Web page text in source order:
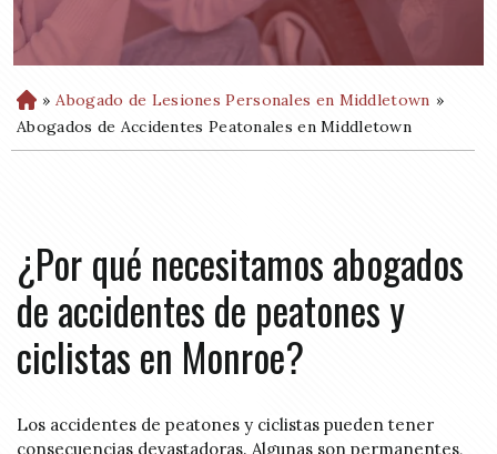
H
o
m
» Abogado de Lesiones Personales en Middletown »
Abogados de Accidentes Peatonales en Middletown
¿Por qué necesitamos abogados
de accidentes de peatones y
ciclistas en Monroe?
Los accidentes de peatones y ciclistas pueden tener
consecuencias devastadoras. Algunas son permanentes,